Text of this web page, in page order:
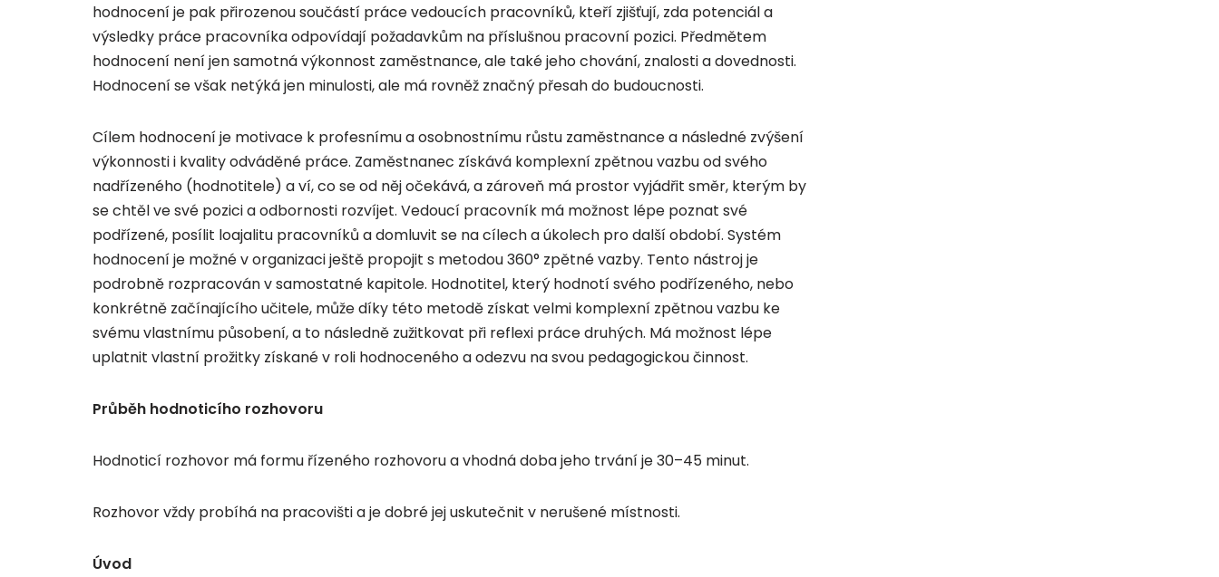
hodnocení je pak přirozenou součástí práce vedoucích pracovníků, kteří zjišťují, zda potenciál a
výsledky práce pracovníka odpovídají požadavkům na příslušnou pracovní pozici. Předmětem
hodnocení není jen samotná výkonnost zaměstnance, ale také jeho chování, znalosti a dovednosti.
Hodnocení se však netýká jen minulosti, ale má rovněž značný přesah do budoucnosti.
Cílem hodnocení je motivace k profesnímu a osobnostnímu růstu zaměstnance a následné zvýšení
výkonnosti i kvality odváděné práce. Zaměstnanec získává komplexní zpětnou vazbu od svého
nadřízeného (hodnotitele) a ví, co se od něj očekává, a zároveň má prostor vyjádřit směr, kterým by
se chtěl ve své pozici a odbornosti rozvíjet. Vedoucí pracovník má možnost lépe poznat své
podřízené, posílit loajalitu pracovníků a domluvit se na cílech a úkolech pro další období. Systém
hodnocení je možné v organizaci ještě propojit s metodou 360° zpětné vazby. Tento nástroj je
podrobně rozpracován v samostatné kapitole. Hodnotitel, který hodnotí svého podřízeného, nebo
konkrétně začínajícího učitele, může díky této metodě získat velmi komplexní zpětnou vazbu ke
svému vlastnímu působení, a to následně zužitkovat při reflexi práce druhých. Má možnost lépe
uplatnit vlastní prožitky získané v roli hodnoceného a odezvu na svou pedagogickou činnost.
Průběh hodnoticího rozhovoru
Hodnoticí rozhovor má formu řízeného rozhovoru a vhodná doba jeho trvání je 30–45 minut.
Rozhovor vždy probíhá na pracovišti a je dobré jej uskutečnit v nerušené místnosti.
Úvod